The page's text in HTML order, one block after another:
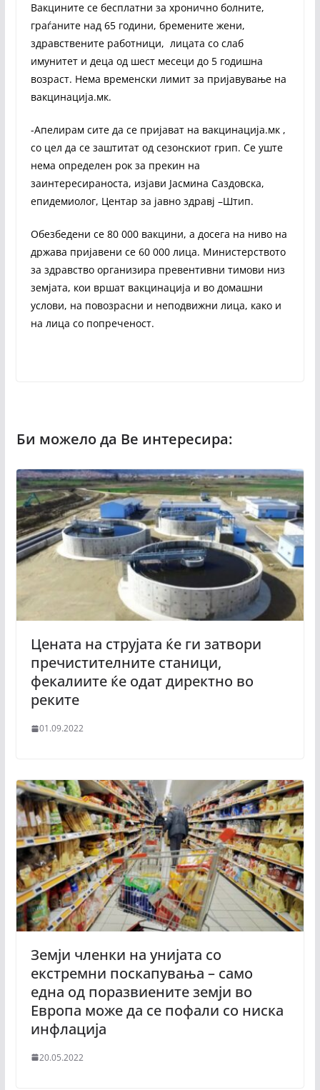
Вакцините се бесплатни за хронично болните,
граѓаните над 65 години, бремените жени,
здравствените работници, лицата со слаб
имунитет и деца од шест месеци до 5 годишна
возраст. Нема временски лимит за пријавување на
вакцинација.мк.
-Апелирам сите да се пријават на вакцинација.мк ,
со цел да се заштитат од сезонскиот грип. Се уште
нема определен рок за прекин на
заинтересираноста, изјави Јасмина Саздовска,
епидемиолог, Центар за јавно здравј –Штип.
Обезбедени се 80 000 вакцини, а досега на ниво на
држава пријавени се 60 000 лица. Министерството
за здравство организира превентивни тимови низ
земјата, кои вршат вакцинација и во домашни
услови, на повозрасни и неподвижни лица, како и
на лица со попреченост.
Цената на струјата ќе ги затвори
пречистителните станици,
фекалиите ќе одат директно во
реките
01.09.2022
Земји членки на унијата со
екстремни поскапувања – само
една од поразвиените земји во
Европа може да се пофали со ниска
инфлација
20.05.2022